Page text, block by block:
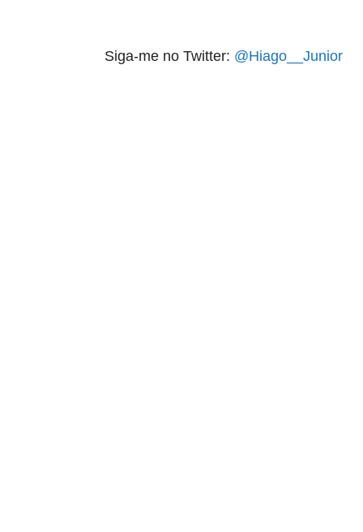
Siga-me no Twitter: @Hiago__Junior